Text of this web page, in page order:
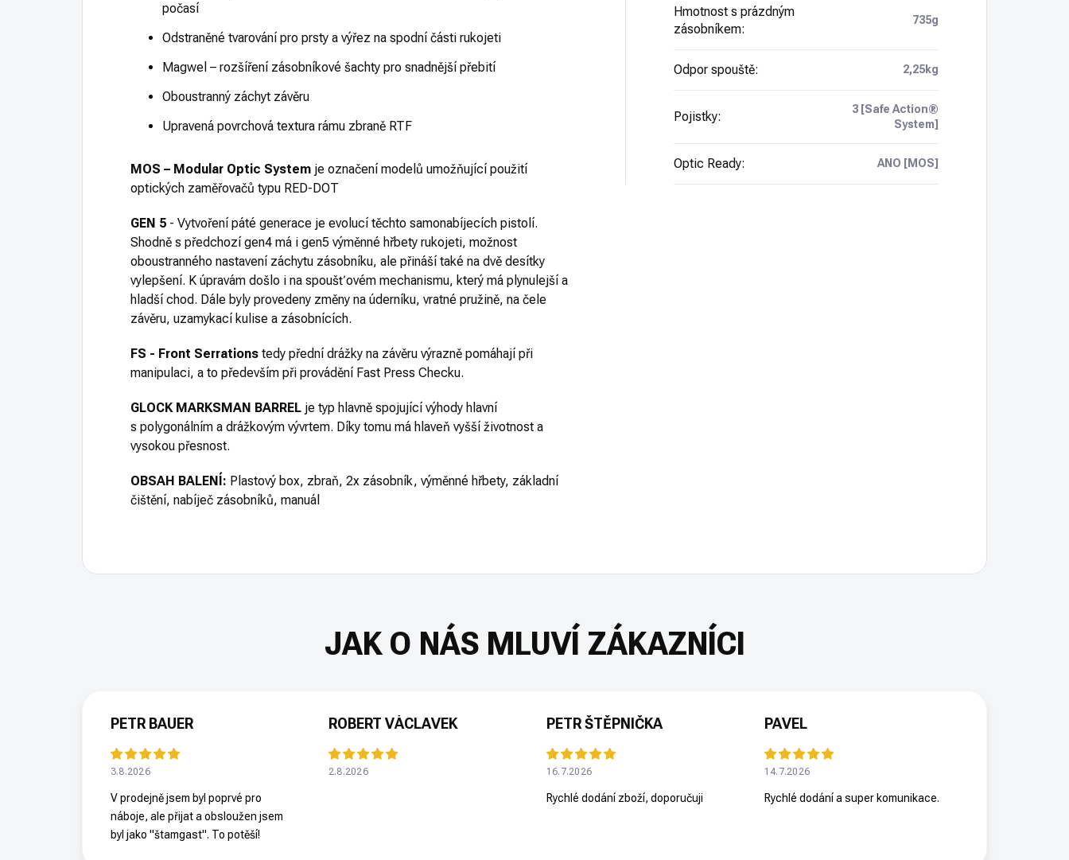
počasí
Odstraněné tvarování pro prsty a výřez na spodní části rukojeti
Magwel – rozšíření zásobníkové šachty pro snadnější přebití
Oboustranný záchyt závěru
Upravená povrchová textura rámu zbraně RTF
MOS – Modular Optic System je označení modelů umožňující použití
optických zaměřovačů typu RED-DOT
GEN 5 - Vytvoření páté generace je evolucí těchto samonabíjecích pistolí.
Shodně s předchozí gen4 má i gen5 výměnné hřbety rukojeti, možnost
oboustranného nastavení záchytu zásobníku, ale přináší také na dvě desítky
vylepšení. K úpravám došlo i na spoušťovém mechanismu, který má plynulejší a
hladší chod. Dále byly provedeny změny na úderníku, vratné pružině, na čele
závěru, uzamykací kulise a zásobnících.
FS - Front Serrations tedy přední drážky na závěru výrazně pomáhají při
manipulaci, a to především při provádění Fast Press Checku.
GLOCK MARKSMAN BARREL je typ hlavně spojující výhody hlavní
s polygonálním a drážkovým vývrtem. Díky tomu má hlaveň vyšší životnost a
vysokou přesnost.
OBSAH BALENÍ: Plastový box, zbraň, 2x zásobník, výměnné hřbety, základní
čištění, nabíječ zásobníků, manuál
Hmotnost s prázdným
zásobníkem:
735g
Odpor spouště: 2,25kg
Pojistky:
3 [Safe Action®
System]
Optic Ready: ANO [MOS]
PETR BAUER
3.8.2026
V prodejně jsem byl poprvé pro
náboje, ale přijat a obsloužen jsem
byl jako "štamgast". To potěší!
ROBERT VÁCLAVEK
2.8.2026
PETR ŠTĚPNIČKA
16.7.2026
Rychlé dodání zboží, doporučuji
PAVEL
14.7.2026
Rychlé dodání a super komunikace.